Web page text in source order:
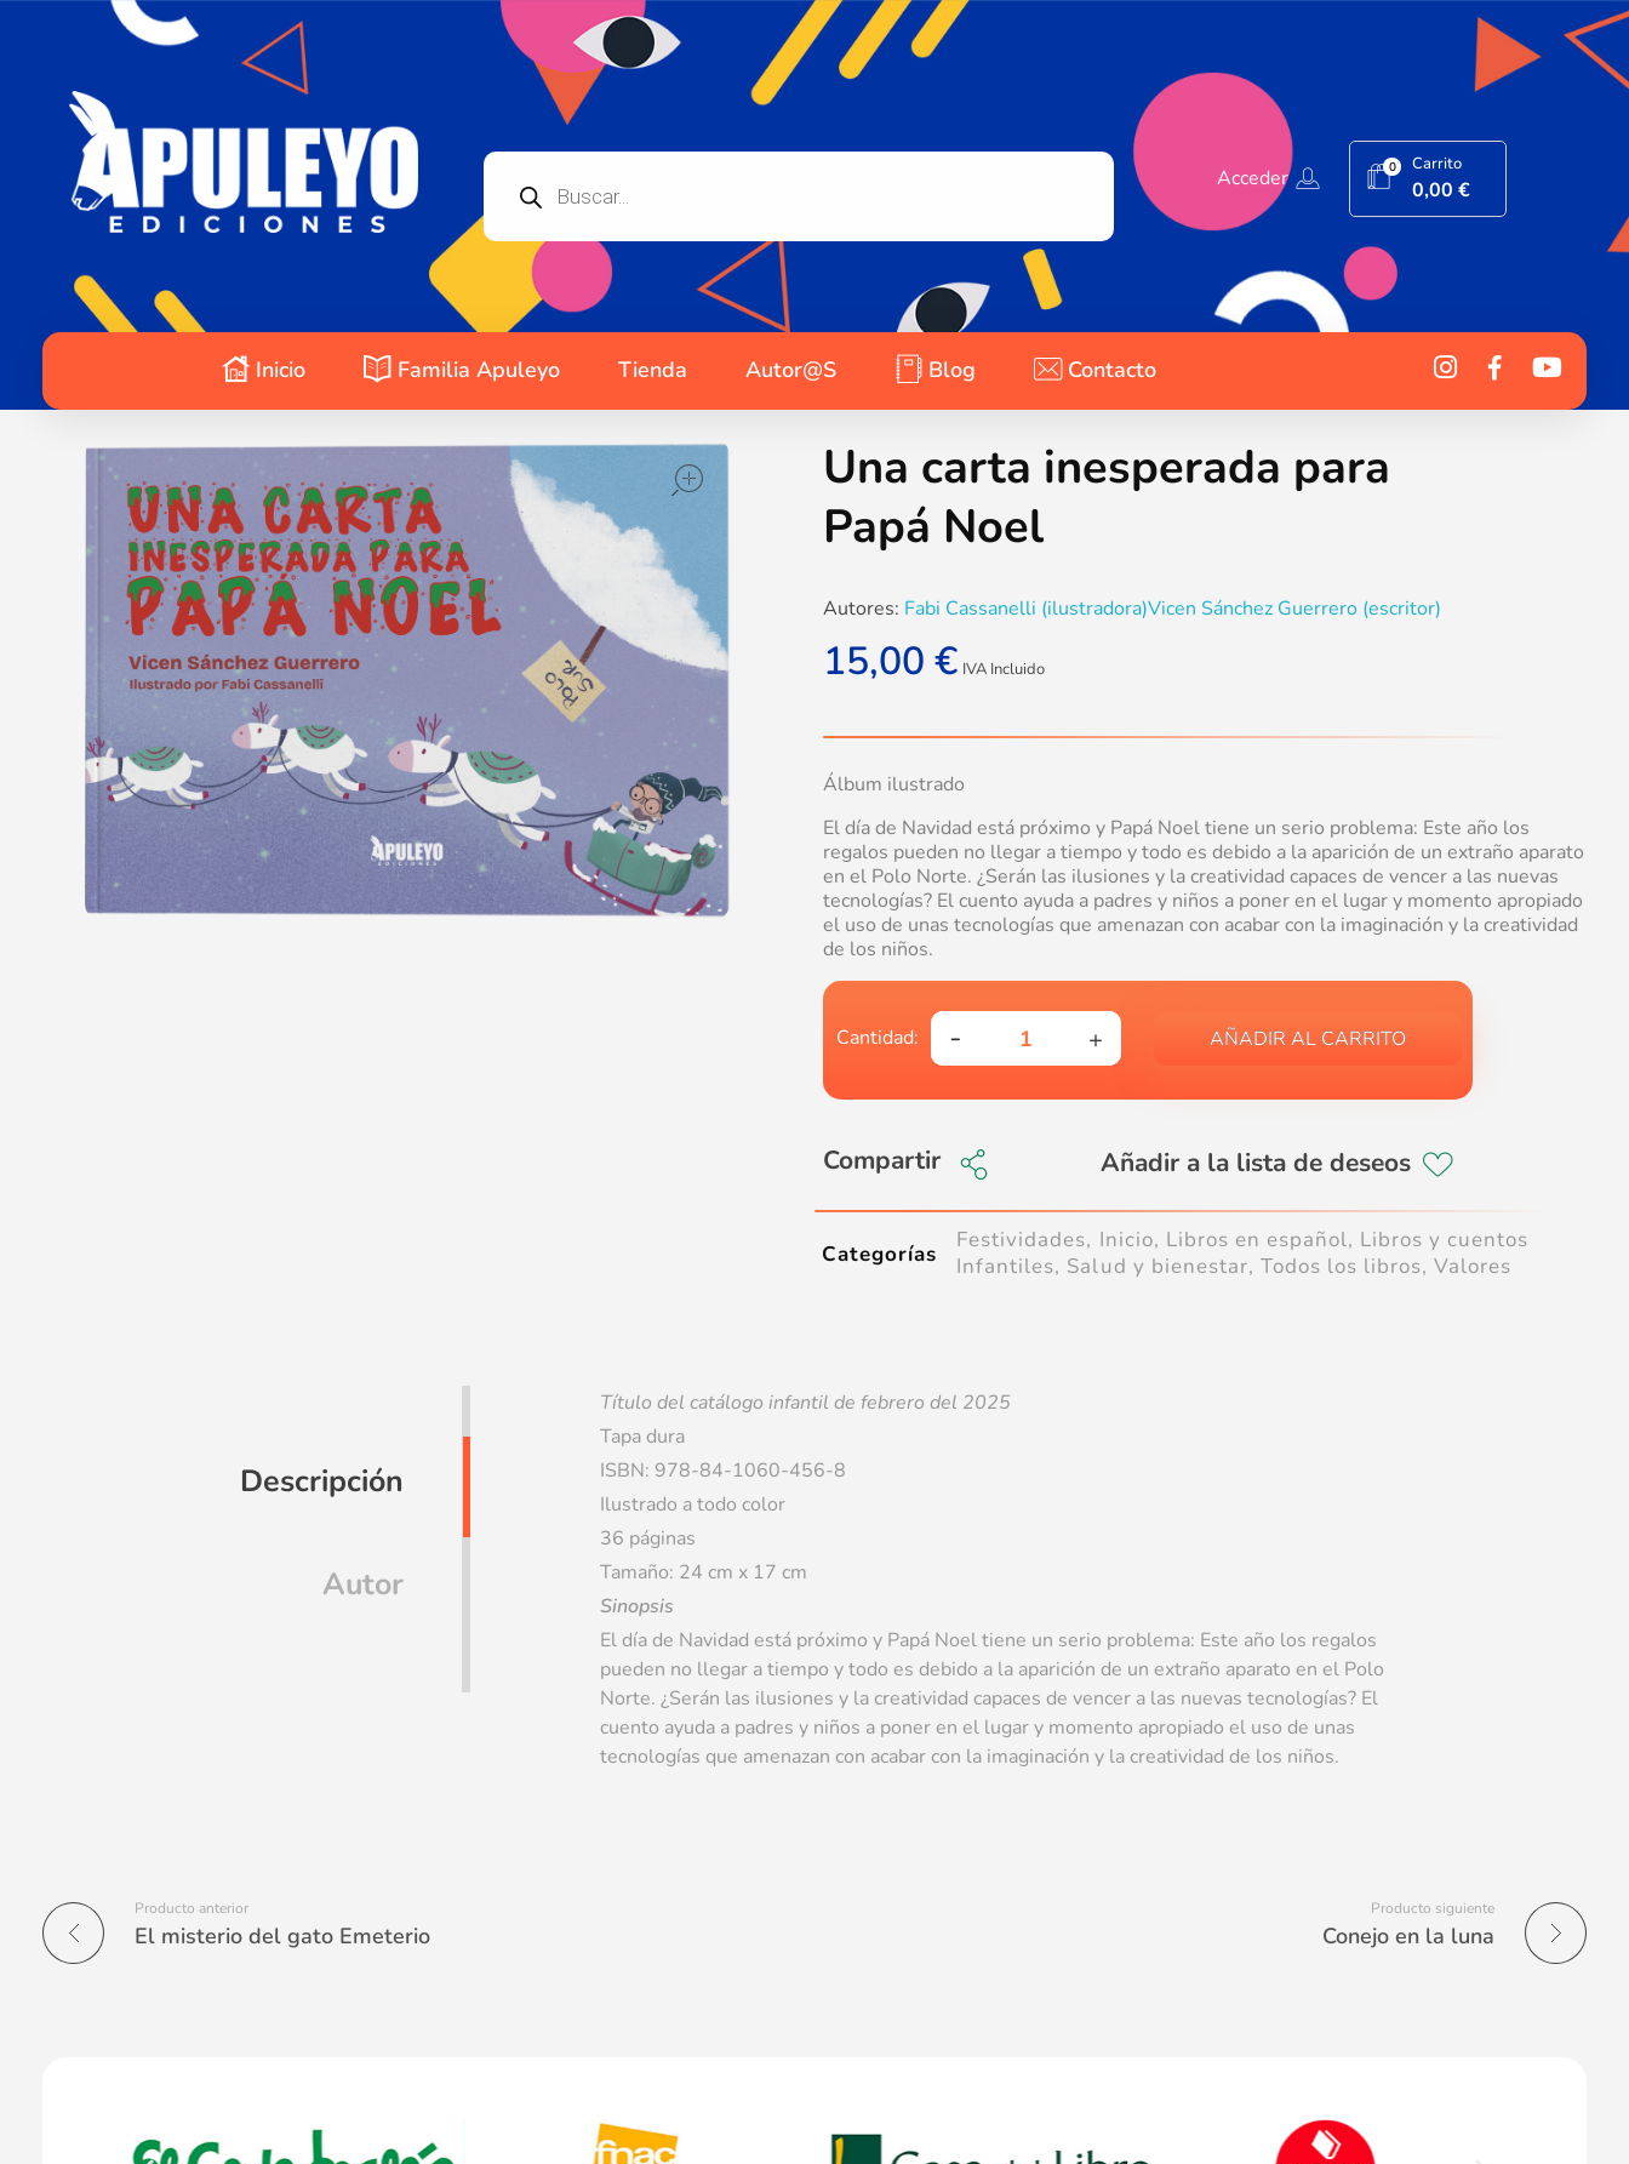
Acceder 0 Carrito
0,00€
Inicio Familia Apuleyo Tienda Autor@s Blog Contacto
Una carta inesperada para
Papá Noel
Autores: Fabi Cassanelli (ilustradora)Vicen Sánchez Guerrero (escritor)
15,00 € IVA Incluido
Álbum ilustrado
El día de Navidad está próximo y Papá Noel tiene un serio problema: Este año los
regalos pueden no llegar a tiempo y todo es debido a la aparición de un extraño aparato
en el Polo Norte. ¿Serán las ilusiones y la creatividad capaces de vencer a las nuevas
tecnologías? El cuento ayuda a padres y niños a poner en el lugar y momento apropiado
el uso de unas tecnologías que amenazan con acabar con la imaginación y la creatividad
de los niños.
AÑADIR AL CARRITO
Compartir
Categorías Festividades, Inicio, Libros en español, Libros y cuentos
Infantiles, Salud y bienestar, Todos los libros,Valores
Descripción
Autor
Título del catálogo infantil de febrero del 2025
Tapa dura
ISBN: 978-84-1060-456-8
Ilustrado a todo color
36 páginas
Tamaño: 24 cm x 17 cm
Sinopsis
El día de Navidad está próximo y Papá Noel tiene un serio problema: Este año los regalos
pueden no llegar a tiempo y todo es debido a la aparición de un extraño aparato en el Polo
Norte. ¿Serán las ilusiones y la creatividad capaces de vencer a las nuevas tecnologías? El
cuento ayuda a padres y niños a poner en el lugar y momento apropiado el uso de unas
tecnologías que amenazan con acabar con la imaginación y la creatividad de los niños.
Producto anterior
El misterio del gato Emeterio
Producto siguiente
Conejo en la luna